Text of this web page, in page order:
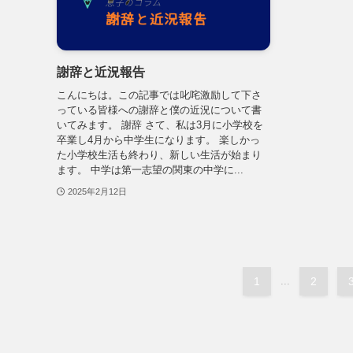
謝辞と近況報告
こんにちは。この記事では叱咤激励して下さ
っている皆様への謝辞と僕の近況について書
いてみます。 謝辞 さて、私は3月に小学校を
卒業し4月から中学生になります。 楽しかっ
た小学校生活も終わり、新しい生活が始まり
ます。 中学は第一志望の関東の中学に...
2025年2月12日
1 2 3